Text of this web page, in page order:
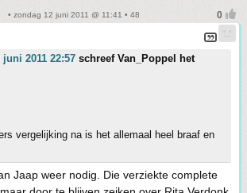
• zondag 12 juni 2011 @ 11:41 • 48
juni 2011 22:57 schreef Van_Poppel het
vergelijking na is het allemaal heel braaf en
Jaap weer nodig. Die verziekte complete